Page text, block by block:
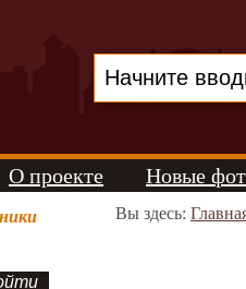
О проекте Новые
Вы здесь: